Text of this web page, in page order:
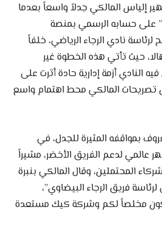
إلياس المالكي جدلاً واسعاً بعدما
على حسابه الرسمي بمنصة
نادي الرجاء الرياضي، خلفاً
حيث تأتي هذه الخطوة غير
أزمة إدارية حادة أثرت على
المالكي محط اهتمام واسع
بمواقفه المثيرة للجدل، في
لدعم الفريق الأخضر، مشيراً
المحتملين، وقال المالكي بنبرة
فريق الرجاء البيضاوي”،
مخلصاً لكم وشركة كيك مستعدة